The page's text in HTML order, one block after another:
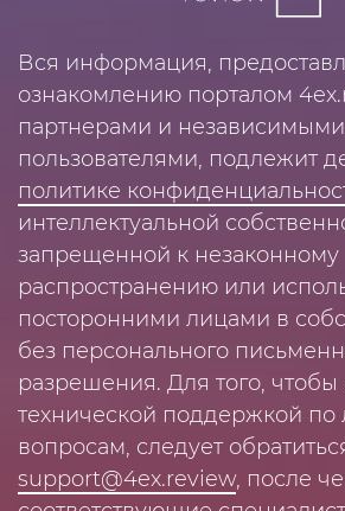
Вся информация,
ознакомлению порталом
партнерами и независимыми
пользователями, подлежит
политике
интеллектуальной
запрещенной к незаконному
распространению или
посторонними лицами в
без персонального
разрешения. Для того, чтобы
технической поддержкой
вопросам, следует
support@4ex.review, после